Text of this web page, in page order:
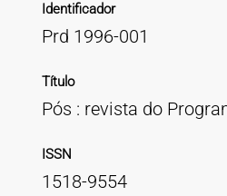
Identificador
Prd 1996-001
Título
Pós : revista do
ISSN
1518-9554